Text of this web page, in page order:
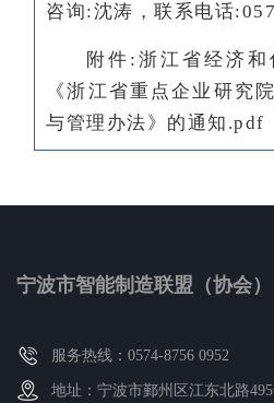
咨询:沈涛，联系电话
附件: 浙江省经济
《浙江省重点企业研究
与管理办法》的通知.pdf
宁波市智能制造联盟（协会）
服务热线：0574-8756 0952
地址：宁波市鄞州区江东北路